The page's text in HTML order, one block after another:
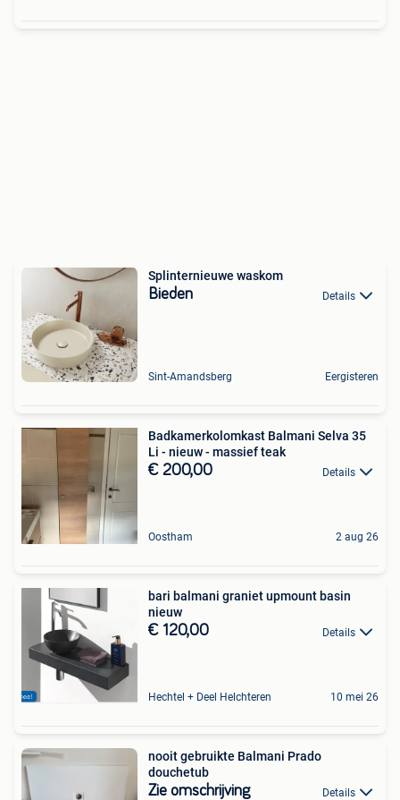
Splinternieuwe waskom
Bieden Details
Sint-Amandsberg Eergisteren
Badkamerkolomkast Balmani Selva 35
Li - nieuw - massief teak
€ 200,00 Details
Oostham 2 aug 26
bari balmani graniet upmount basin
nieuw
€ 120,00 Details
Hechtel + Deel Helchteren 10 mei 26
nooit gebruikte Balmani Prado
douchetub
Zie omschrijving Details